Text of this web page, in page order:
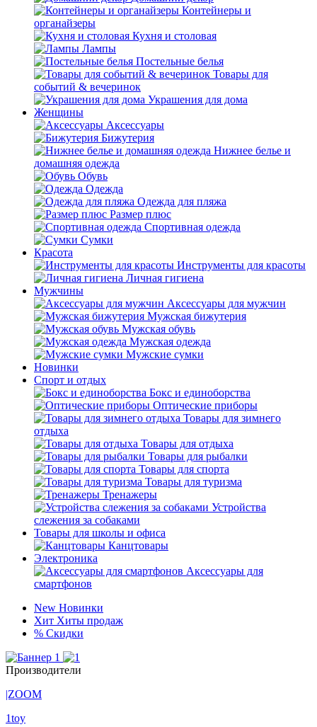
Контейнеры и
органайзеры
Кухня и столовая
Лампы
Постельные белья
Товары для
событий & вечеринок
Украшения для дома
Женщины
Аксессуары
Бижутерия
Нижнее белье и
домашняя одежда
Обувь
Одежда
Одежда для пляжа
Размер плюс
Спортивная одежда
Сумки
Красота
Инструменты для красоты
Личная гигиена
Мужчины
Аксессуары для мужчин
Мужская бижутерия
Мужская обувь
Мужская одежда
Мужские сумки
Новинки
Спорт и отдых
Бокс и единоборства
Оптические приборы
Товары для зимнего
отдыха
Товары для отдыха
Товары для рыбалки
Товары для спорта
Товары для туризма
Тренажеры
Устройства
слежения за собаками
Товары для школы и офиса
Канцтовары
Электроника
Аксессуары для
смартфонов
New Новинки
Хит Хиты продаж
% Скидки
Производители
|ZOOM
1toy